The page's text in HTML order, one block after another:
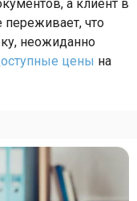
а клиент в
что
неожиданно
цены на